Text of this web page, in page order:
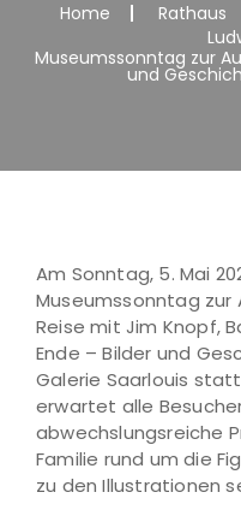
Home Rathaus
Museumssonntag zur
und
Am Sonntag, 5. Mai
Museumssonntag zur
Reise mit Jim Knopf,
Ende – Bilder und
Galerie Saarlouis
erwartet alle
abwechslungsreiche
Familie rund um die
zu den Illustrationen